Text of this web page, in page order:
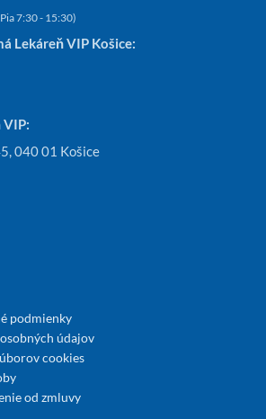
7:30 - 15:30)
Lekáreň VIP Košice:
VIP:
040 01 Košice
podmienky
údajov
cookies
od zmluvy